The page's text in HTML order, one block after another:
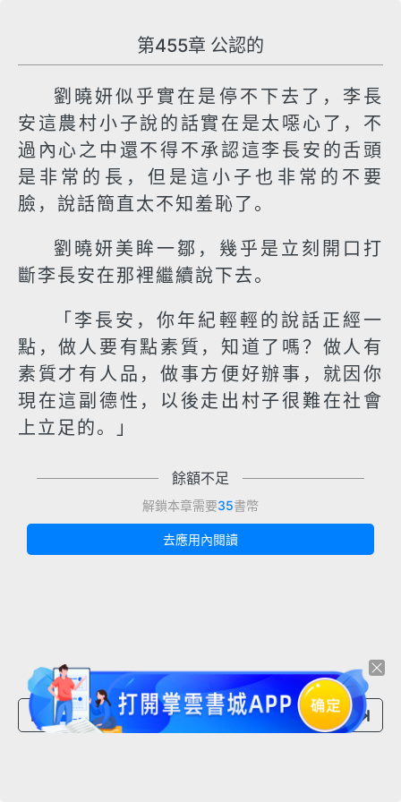
第455章 公認的
劉曉妍似乎實在是停不下去了，李長
安這農村小子說的話實在是太噁心了，不
過內心之中還不得不承認這李長安的舌頭
是非常的長，但是這小子也非常的不要
臉，說話簡直太不知羞恥了。
劉曉妍美眸一鄒，幾乎是立刻開口打
斷李長安在那裡繼續說下去。
「李長安，你年紀輕輕的說話正經一
點，做人要有點素質，知道了嗎？做人有
素質才有人品，做事方便好辦事，就因你
現在這副德性，以後走出村子很難在社會
上立足的。」
餘額不足
解鎖本章需要35書幣
去應用內閱讀
上一章節 下一章節